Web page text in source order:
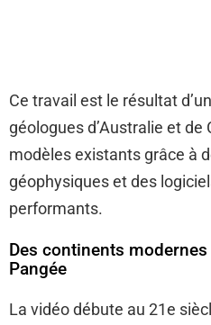
Ce travail est le résultat
géologues d’Australie et
modèles existants grâce à
géophysiques et des
performants.
Des continents
Pangée
La vidéo débute au 21e